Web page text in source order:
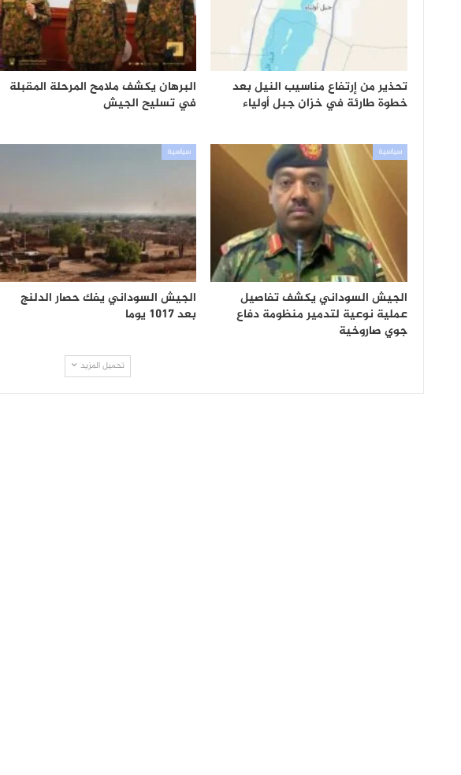
تحذير من إرتفاع مناسيب النيل بعد
خطوة طارئة في خزان جبل أولياء
البرهان يكشف ملامح المرحلة المقبلة
في تسليح الجيش
سياسية
الجيش السوداني يكشف تفاصيل
عملية نوعية لتدمير منظومة دفاع
جوي صاروخية
سياسية
الجيش السوداني يفك حصار الدلنج
بعد 1017 يوما
تحميل المزيد